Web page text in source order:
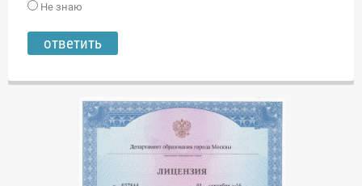
Не знаю